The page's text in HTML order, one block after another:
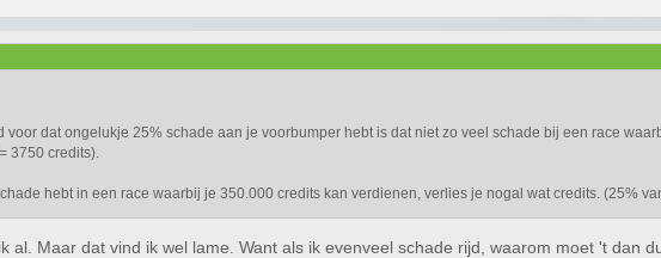
voor dat ongelukje 25% schade aan je voorbumper hebt is dat niet zo veel schade bij een race
3750 credits).
hebt in een race waarbij je 350.000 credits kan verdienen, verlies je nogal wat credits. (25%
al. Maar dat vind ik wel lame. Want als ik evenveel schade rijd, waarom moet 't dan